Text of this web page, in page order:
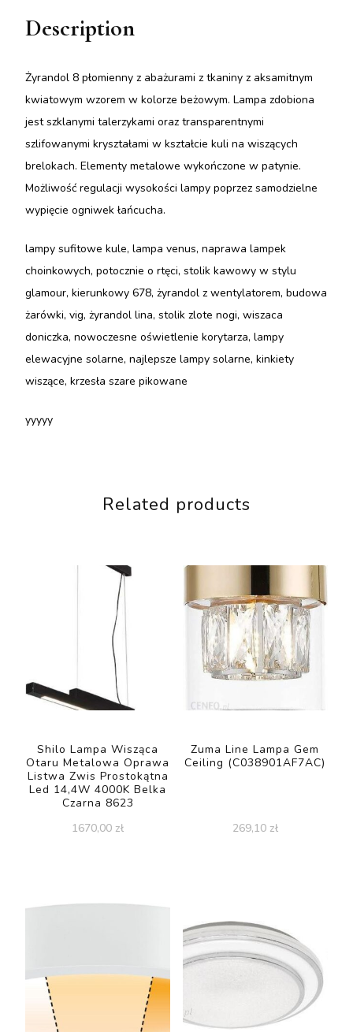
Description
Żyrandol 8 płomienny z abażurami z tkaniny z aksamitnym
kwiatowym wzorem w kolorze beżowym. Lampa zdobiona
jest szklanymi talerzykami oraz transparentnymi
szlifowanymi kryształami w kształcie kuli na wiszących
brelokach. Elementy metalowe wykończone w patynie.
Możliwość regulacji wysokości lampy poprzez samodzielne
wypięcie ogniwek łańcucha.
lampy sufitowe kule, lampa venus, naprawa lampek
choinkowych, potocznie o rtęci, stolik kawowy w stylu
glamour, kierunkowy 678, żyrandol z wentylatorem, budowa
żarówki, vig, żyrandol lina, stolik zlote nogi, wiszaca
doniczka, nowoczesne oświetlenie korytarza, lampy
elewacyjne solarne, najlepsze lampy solarne, kinkiety
wiszące, krzesła szare pikowane
yyyyy
Related products
Shilo Lampa Wisząca
Otaru Metalowa Oprawa
Listwa Zwis Prostokątna
Led 14,4W 4000K Belka
Czarna 8623
1670,00 zł
Zuma Line Lampa Gem
Ceiling (C038901AF7AC)
269,10 zł